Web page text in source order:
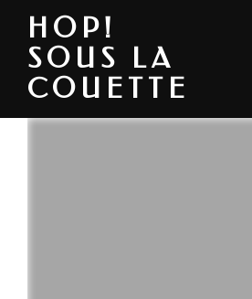
HOP!
SOUS LA
COUETTE